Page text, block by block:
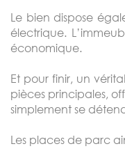
Le bien dispose
électrique.
économique.
Et pour finir, un
pièces principales,
simplement se
Les places de parc